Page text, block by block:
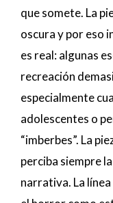
que somete. La
oscura y por eso
es real: algunas
recreación
especialmente
adolescentes o
“imberbes”. La
perciba siempre
narrativa. La